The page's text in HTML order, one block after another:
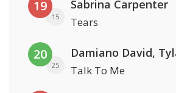
19
15
Sabrina Carpenter
Tears
20
25 Talk To Me